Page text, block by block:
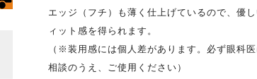
エッジ（フチ）も薄く仕上げているので、優し
ィット感を得られます。
（※装用感には個人差があります。必ず眼科
相談のうえ、ご使用ください）